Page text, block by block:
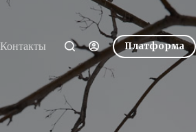
Контакты Платформа